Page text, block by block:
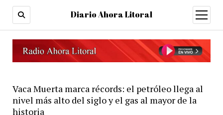
Diario Ahora Litoral
open
menu
Vaca Muerta marca récords: el petróleo llega al
nivel más alto del siglo y el gas al mayor de la
historia